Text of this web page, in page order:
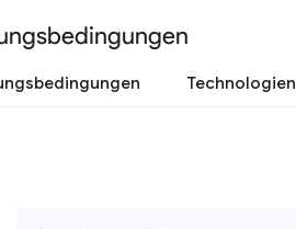
Technologien